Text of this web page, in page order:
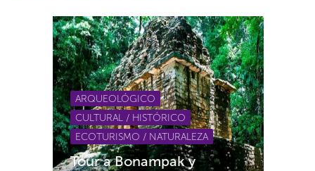
ARQUEOLÓGICO
CULTURAL / HISTÓRICO
ECOTURISMO / NATURALEZA
Tour a Bonampak y